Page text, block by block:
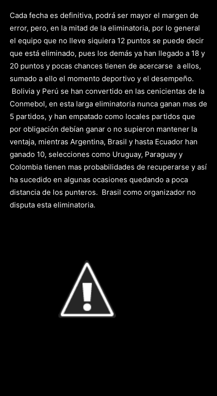
Cada fecha es definitiva, podrá ser mayor el margen de
error, pero, en la mitad de la eliminatoria, por lo general
el equipo que no lleve siquiera 12 puntos se puede decir
que está eliminado, pues los demás ya han llegado a 18 y
20 puntos y pocas chances tienen de acercarse a ellos,
sumado a ello el momento deportivo y el desempeño.
Bolivia y Perú se han convertido en las cenicientas de la
Conmebol, en esta larga eliminatoria nunca ganan mas de
5 partidos, y han empatado como locales partidos que
por obligación debían ganar o no supieron mantener la
ventaja, mientras Argentina, Brasil y hasta Ecuador han
ganado 10, selecciones como Uruguay, Paraguay y
Colombia tienen mas probabilidades de recuperarse y así
ha sucedido en algunas ocasiones quedando a poca
distancia de los punteros. Brasil como organizador no
disputa esta eliminatoria.